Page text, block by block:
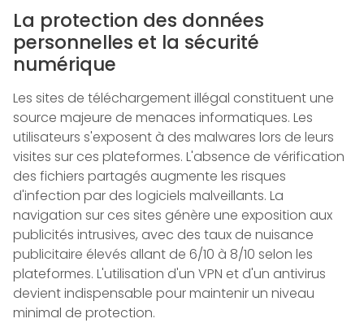
La protection des données
personnelles et la sécurité
numérique
Les sites de téléchargement illégal constituent une
source majeure de menaces informatiques. Les
utilisateurs s'exposent à des malwares lors de leurs
visites sur ces plateformes. L'absence de vérification
des fichiers partagés augmente les risques
d'infection par des logiciels malveillants. La
navigation sur ces sites génère une exposition aux
publicités intrusives, avec des taux de nuisance
publicitaire élevés allant de 6/10 à 8/10 selon les
plateformes. L'utilisation d'un VPN et d'un antivirus
devient indispensable pour maintenir un niveau
minimal de protection.